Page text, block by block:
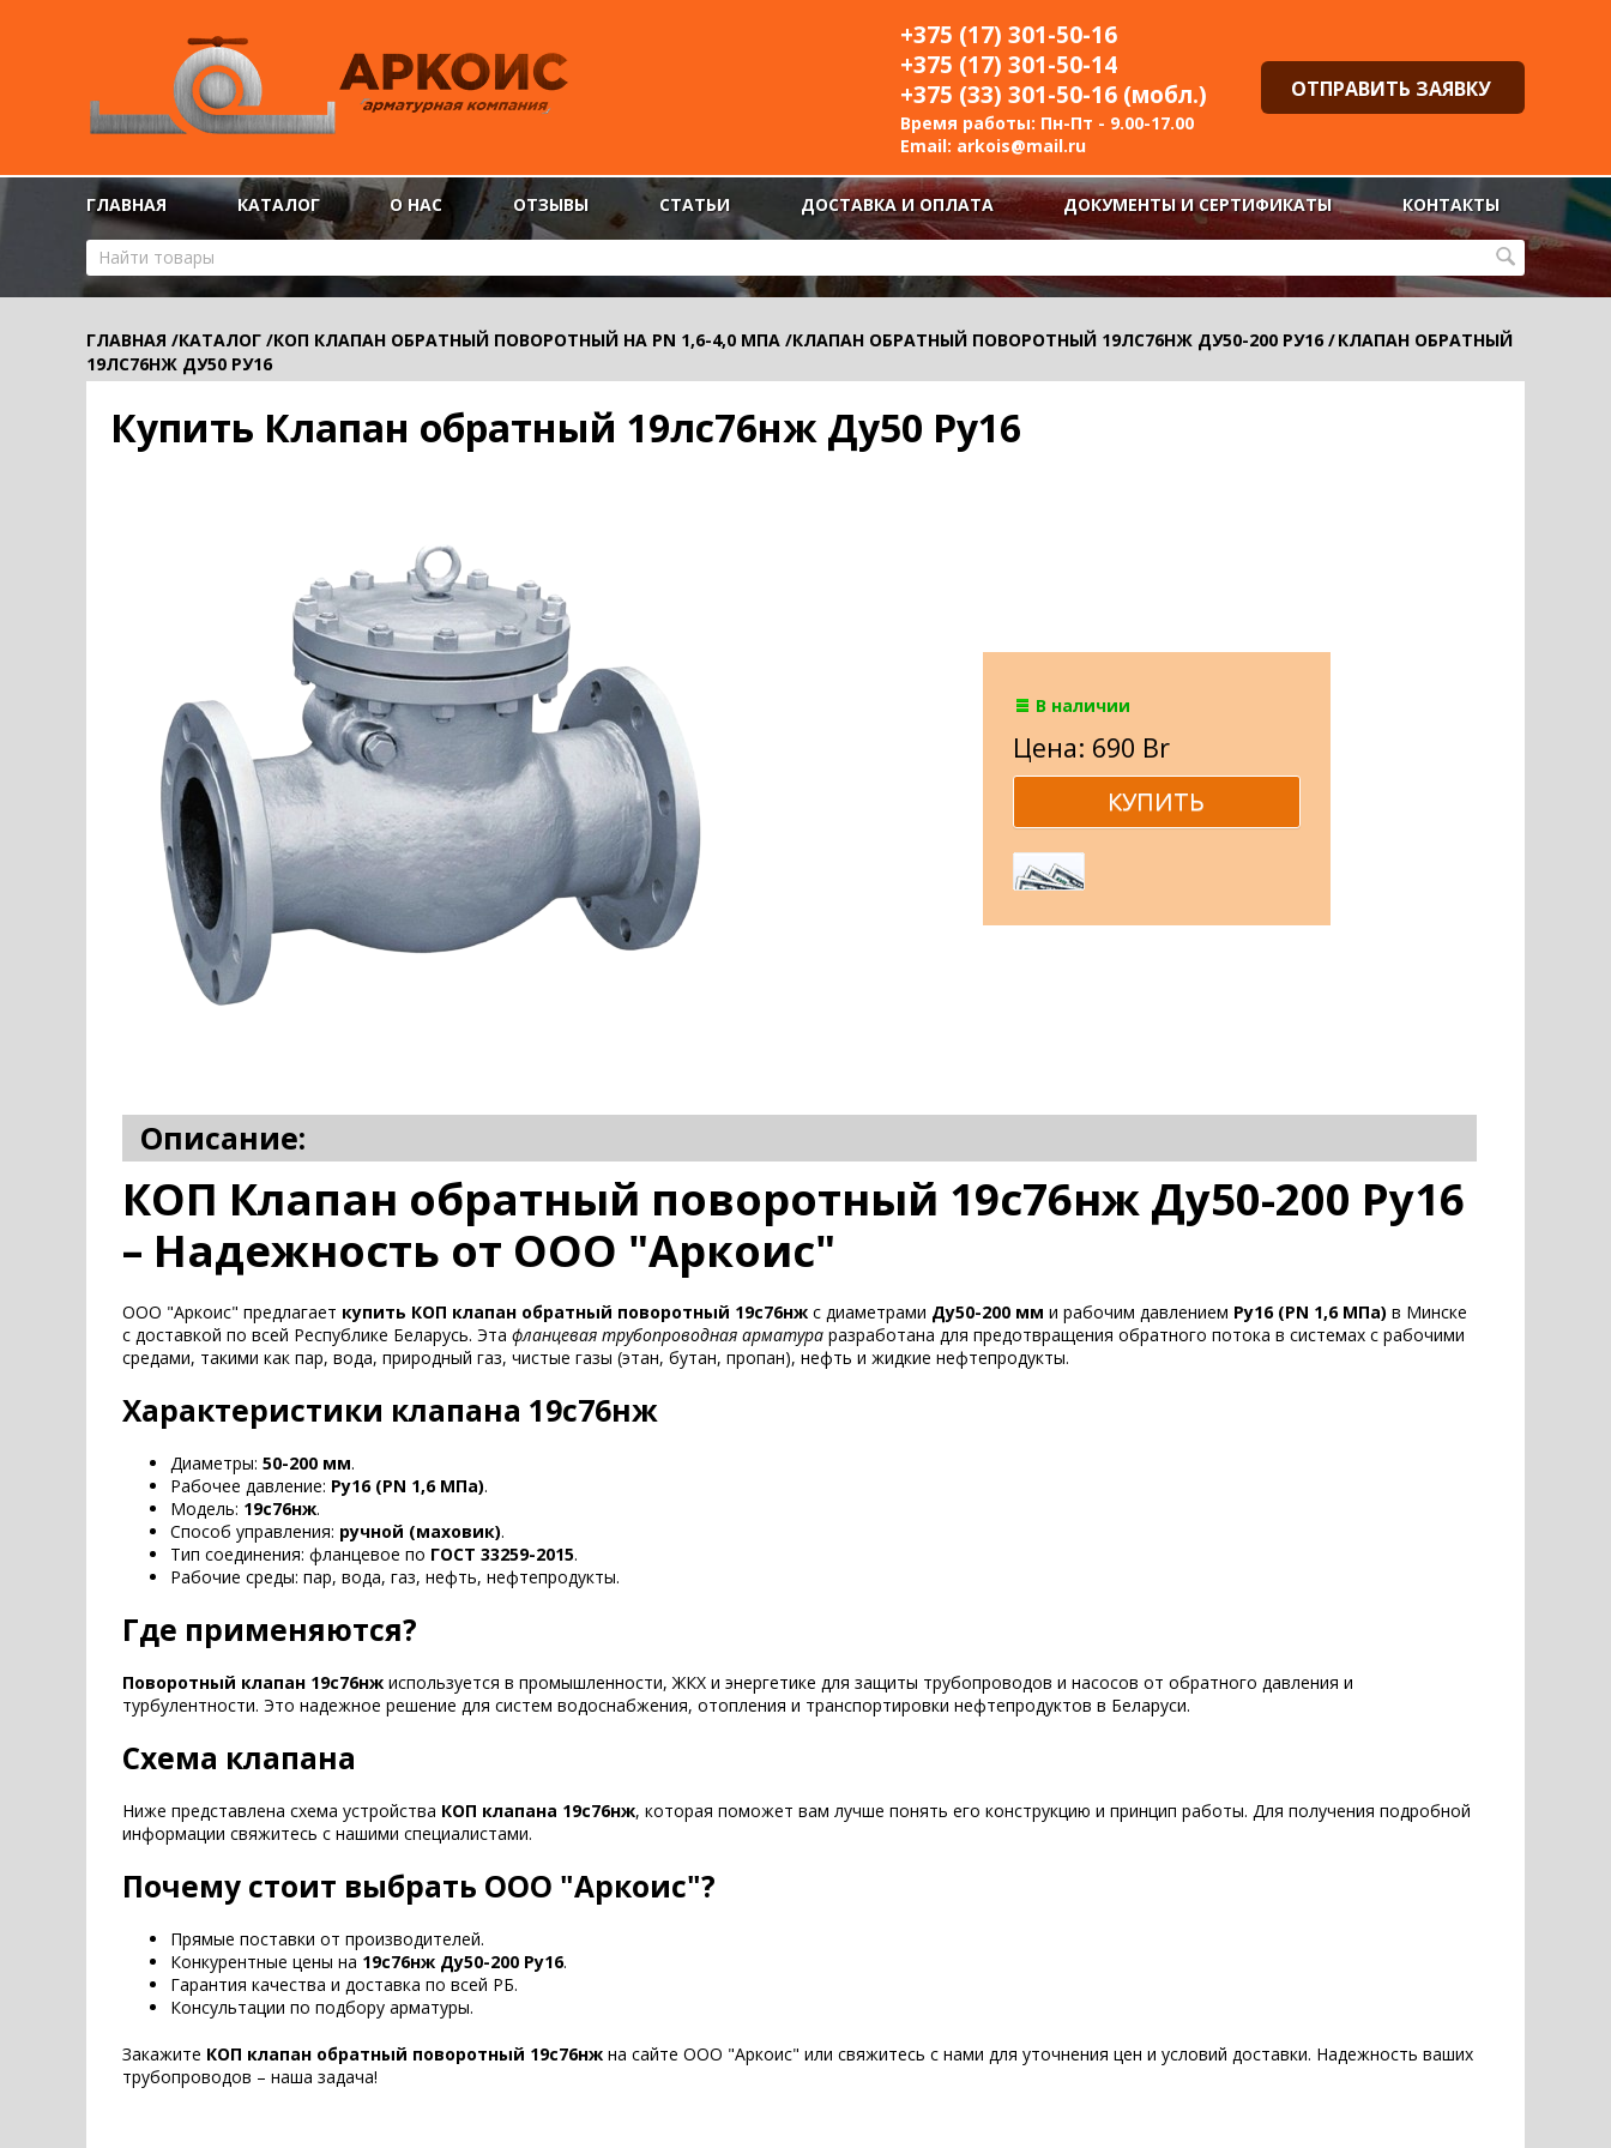
+375 (17) 301-50-16
+375 (17) 301-50-14
+375 (33) 301-50-16 (мобл.)
Время работы: Пн-Пт - 9.00-17.00
Email: arkois@mail.ru
ОТПРАВИТЬ ЗАЯВКУ
ГЛАВНАЯ КАТАЛОГ О НАС ОТЗЫВЫ СТАТЬИ ДОСТАВКА И ОПЛАТА ДОКУМЕНТЫ И СЕРТИФИКАТЫ КОНТАКТЫ
ГЛАВНАЯ /КАТАЛОГ /КОП КЛАПАН ОБРАТНЫЙ ПОВОРОТНЫЙ НА PN 1,6-4,0 МПА /КЛАПАН ОБРАТНЫЙ ПОВОРОТНЫЙ 19ЛС76НЖ ДУ50-200 РУ16 /КЛАПАН ОБРАТНЫЙ
19ЛС76НЖ ДУ50 РУ16
Купить Клапан обратный 19лс76нж Ду50 Ру16
В наличии
Цена: 690 Br
Описание:
КОП Клапан обратный поворотный 19с76нж Ду50-200 Ру16
– Надежность от ООО "Аркоис"
ООО "Аркоис" предлагает купить КОП клапан обратный поворотный 19с76нж с диаметрами Ду50-200 мм и рабочим давлением Ру16 (PN 1,6 МПа) в Минске
с доставкой по всей Республике Беларусь. Эта фланцевая трубопроводная арматура разработана для предотвращения обратного потока в системах с рабочими
средами, такими как пар, вода, природный газ, чистые газы (этан, бутан, пропан), нефть и жидкие нефтепродукты.
Характеристики клапана 19с76нж
Диаметры: 50-200 мм.
Рабочее давление: Ру16 (PN 1,6 МПа).
Модель: 19с76нж.
Способ управления: ручной (маховик).
Тип соединения: фланцевое по ГОСТ 33259-2015.
Рабочие среды: пар, вода, газ, нефть, нефтепродукты.
Где применяются?
Поворотный клапан 19с76нж используется в промышленности, ЖКХ и энергетике для защиты трубопроводов и насосов от обратного давления и
турбулентности. Это надежное решение для систем водоснабжения, отопления и транспортировки нефтепродуктов в Беларуси.
Схема клапана
Ниже представлена схема устройства КОП клапана 19с76нж, которая поможет вам лучше понять его конструкцию и принцип работы. Для получения подробной
информации свяжитесь с нашими специалистами.
Почему стоит выбрать ООО "Аркоис"?
Прямые поставки от производителей.
Конкурентные цены на 19с76нж Ду50-200 Ру16.
Гарантия качества и доставка по всей РБ.
Консультации по подбору арматуры.
Закажите КОП клапан обратный поворотный 19с76нж на сайте ООО "Аркоис" или свяжитесь с нами для уточнения цен и условий доставки. Надежность ваших
трубопроводов – наша задача!